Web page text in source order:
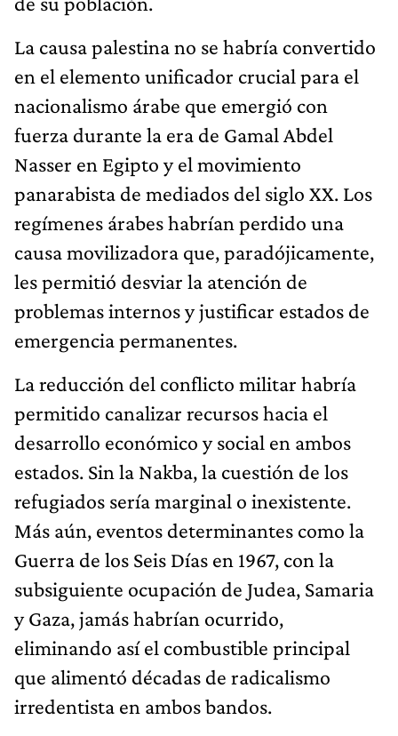
La causa palestina no se habría convertido
en el elemento unificador crucial para el
nacionalismo árabe que emergió con
fuerza durante la era de Gamal Abdel
Nasser en Egipto y el movimiento
panarabista de mediados del siglo XX. Los
regímenes árabes habrían perdido una
causa movilizadora que, paradójicamente,
les permitió desviar la atención de
problemas internos y justificar estados de
emergencia permanentes.
La reducción del conflicto militar habría
permitido canalizar recursos hacia el
desarrollo económico y social en ambos
estados. Sin la Nakba, la cuestión de los
refugiados sería marginal o inexistente.
Más aún, eventos determinantes como la
Guerra de los Seis Días en 1967, con la
subsiguiente ocupación de Judea, Samaria
y Gaza, jamás habrían ocurrido,
eliminando así el combustible principal
que alimentó décadas de radicalismo
irredentista en ambos bandos.